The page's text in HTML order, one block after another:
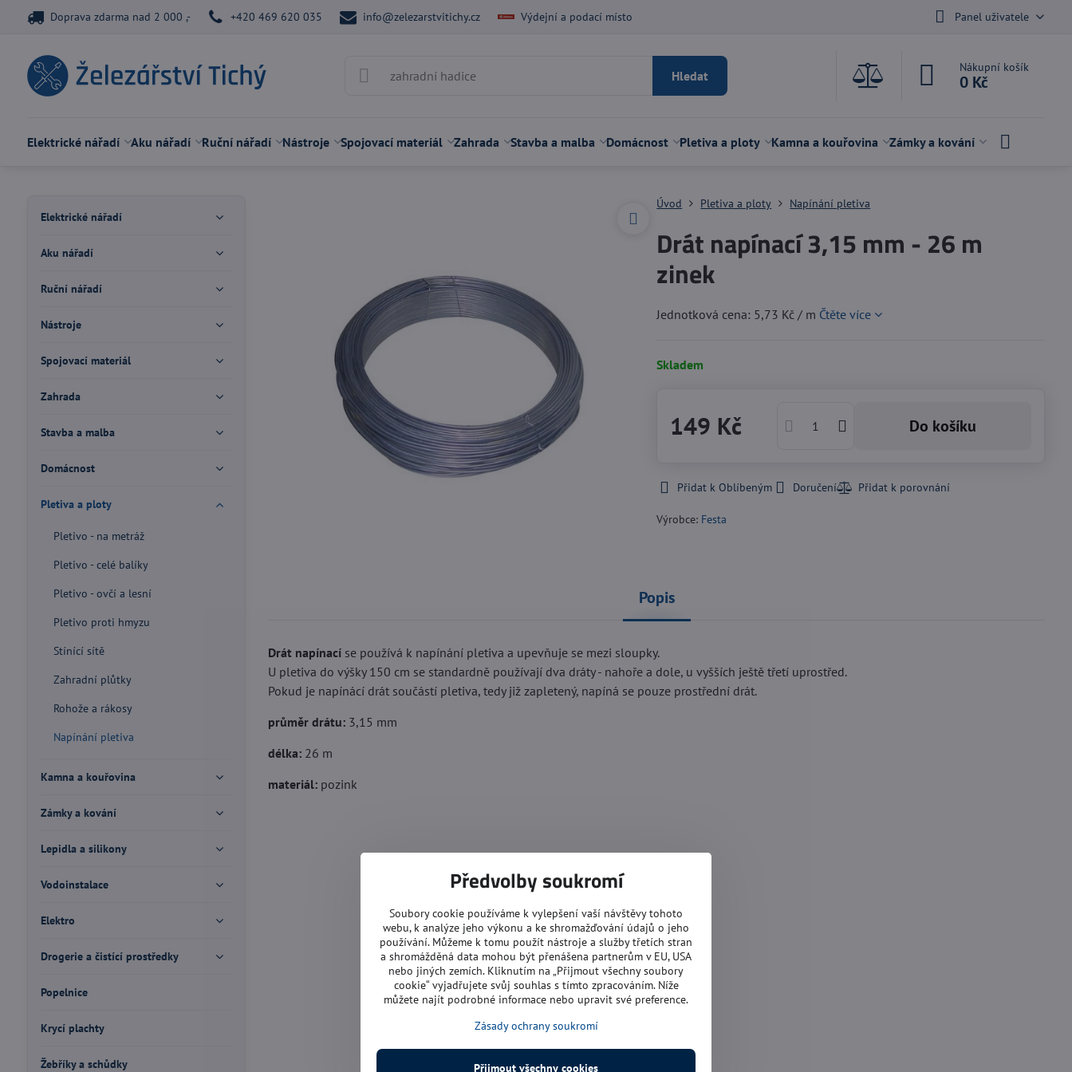
Doprava zdarma nad 2 000 ,- +420 469 620 035 info@zelezarstvitichy.cz Výdejní a podací místo Panel uživatele
Hledat
Nákupní košík
0 Kč
Elektrické nářadí Aku nářadí Ruční nářadí Nástroje Spojovací materiál Zahrada Stavba a malba Domácnost Pletiva a ploty Kamna a kouřovina Zámky a kování
Úvod Pletiva a ploty Napínání pletiva
Drát napínací 3,15 mm - 26 m
zinek
Jednotková cena: 5,73 Kč / m Čtěte více
Skladem
149 Kč Do košíku
Přidat k Oblíbeným Doručení
Výrobce: Festa
Popis
Drát napínací se používá k napínání pletiva a upevňuje se mezi sloupky.
U pletiva do výšky 150 cm se standardně používají dva dráty - nahoře a dole, u vyšších ještě třetí uprostřed.
Pokud je napínácí drát součástí pletiva, tedy již zapletený, napíná se pouze prostřední drát.
průměr drátu: 3,15 mm
délka: 26 m
materiál: pozink
Elektrické nářadí
Aku nářadí
Ruční nářadí
Nástroje
Spojovací materiál
Zahrada
Stavba a malba
Domácnost
Pletiva a ploty
Pletivo - na metráž
Pletivo - celé balíky
Pletivo - ovčí a lesní
Pletivo proti hmyzu
Stínící sítě
Zahradní plůtky
Rohože a rákosy
Napínání pletiva
Kamna a kouřovina
Zámky a kování
Lepidla a silikony
Vodoinstalace
Elektro
Drogerie a čistící prostředky
Popelnice
Krycí plachty
Žebříky a schůdky
Předvolby soukromí
Soubory cookie používáme k vylepšení vaší návštěvy tohoto
webu, k analýze jeho výkonu a ke shromažďování údajů o jeho
používání. Můžeme k tomu použít nástroje a služby třetích stran
a shromážděná data mohou být přenášena partnerům v EU, USA
nebo jiných zemích. Kliknutím na „Přijmout všechny soubory
cookie“ vyjadřujete svůj souhlas s tímto zpracováním. Níže
můžete najít podrobné informace nebo upravit své preference.
Zásady ochrany soukromí
Přijmout všechny cookies